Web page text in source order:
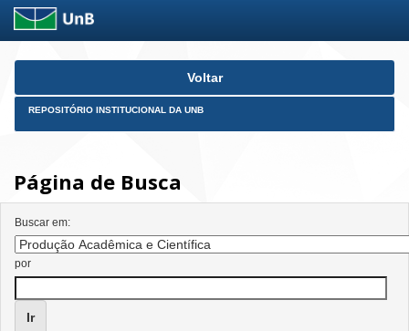
Skip
Voltar
REPOSITÓRIO INSTITUCIONAL DA UNB
Página de Busca
Buscar em:
por